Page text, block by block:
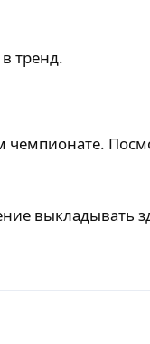
тренд.
чемпионате.
выкладывать